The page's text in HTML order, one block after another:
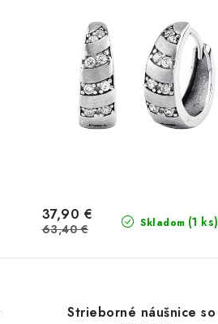
Skladom (1 ks)
37,90 €
63,40 €
Strieborné náušnice so